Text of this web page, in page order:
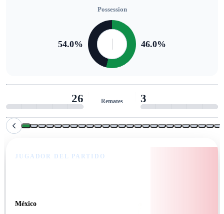
JUGADOR DEL PARTIDO
México
Possession
54.0% 46.0%
26 Remates 3